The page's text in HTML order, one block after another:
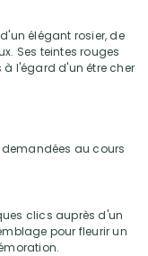
élégant rosier, de
Ses teintes rouges
l'égard d'un être cher
demandées au cours
clics auprès d'un
pour fleurir un